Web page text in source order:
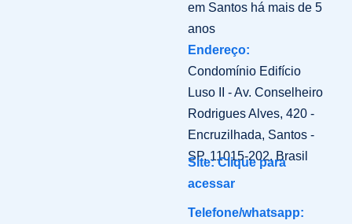
em Santos há mais de 5
anos
Endereço:
Condomínio Edifício
Luso II - Av. Conselheiro
Rodrigues Alves, 420 -
Encruzilhada, Santos -
SP, 11015-202, Brasil
Site: Clique para
acessar
Telefone/whatsapp: